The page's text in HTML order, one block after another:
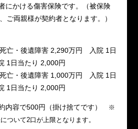
にかける傷害保険です。（被保険
ご両親様が契約者となります。）
亡・後遺障害 2,290万円 入院 1日
1日当たり 2,000円
亡・後遺障害 1,000万円 入院 1日
1日当たり 2,000円
内容で500円（掛け捨てです）
※
ついて2口が上限となります。